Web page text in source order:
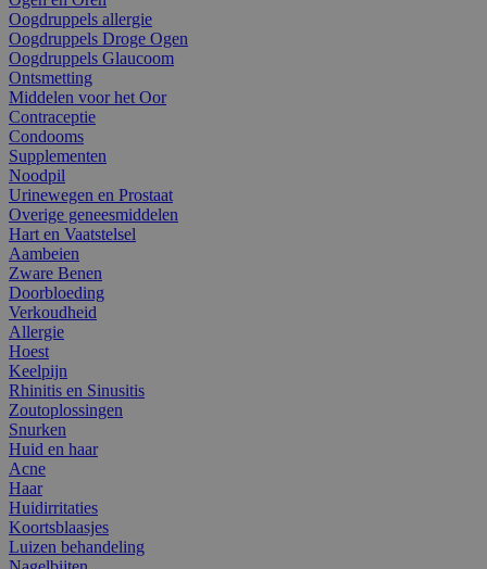
Oogdruppels allergie
Oogdruppels Droge Ogen
Oogdruppels Glaucoom
Ontsmetting
Middelen voor het Oor
Contraceptie
Condooms
Supplementen
Noodpil
Urinewegen en Prostaat
Overige geneesmiddelen
Hart en Vaatstelsel
Aambeien
Zware Benen
Doorbloeding
Verkoudheid
Allergie
Hoest
Keelpijn
Rhinitis en Sinusitis
Zoutoplossingen
Snurken
Huid en haar
Acne
Haar
Huidirritaties
Koortsblaasjes
Luizen behandeling